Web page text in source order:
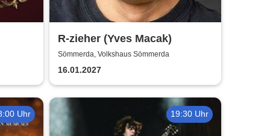
R-zieher (Yves Macak)
Sömmerda, Volkshaus Sömmerda
16.01.2027
Uhr 19:30 Uhr